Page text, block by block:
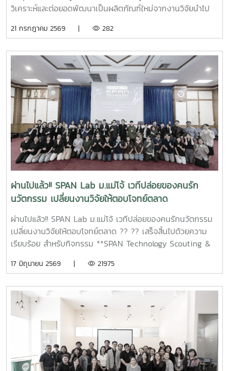
#MaejoAgroFoodPark #MAPMaejo #มหาวิทยาลัยแม่โจ้
#พัฒนาธุรกิจ #นวัตกรรมอาหารและเกษตร
วิเคราะห์และต่อยอดพัฒนาเป็นผลิตภัณฑ์ใหม่จากงานวิจัยนำไป
วิสาหกิจชุมชน และบุคคลธรรมดาที่มีสถานประกอบการหรือพื้นที่
โครงการฟรีด่วน สมัครแล้วตั้งแต่วันนี้ - 10 กรกฎาคม
2569สามารถสมัครเข้าร่วมโครงการฯได้ที่
https://forms.gle/26FkNXrJYjrYTXBWA สอบถามเพิ่มเติม :
ฝ่ายบ่มเพาะธุรกิจเทคโนโลยีและพัฒนาระบบนิเวศนวัตกรรม
อุทยานวิทยาศาสตร์เทคโนโลยีเกษตรและอาหาร มหาวิทยาลัยแม่
โจ้ 094 636 4291 ศุภนิดา#เปลี่ยนของเหลือให้มีมูลค่า
#นวัตกรรมเกษตร #วิสาหกิจชุมชน #SMEs #เศรษฐกิจ
หมุนเวียน #เกษตรแปรรูป
21 กรกฎาคม 2569 | 282
ผ่านไปแล้ว!! SPAN Lab ม.แม่โจ้ เวทีปล่อยของคนรัก
นวัตกรรม เปลี่ยนงานวิจัยให้ตอบโจทย์ตลาด
ผ่านไปแล้ว!! SPAN Lab ม.แม่โจ้ เวทีปล่อยของคนรักนวัตกรรม
เปลี่ยนงานวิจัยให้ตอบโจทย์ตลาด ?? ?? เสร็จสิ้นไปด้วยความ
เรียบร้อย สำหรับกิจกรรม **SPAN Technology Scouting &
ทางธุรกิจ** จัดขึ้นระหว่างวันที่ 9 – 11 มิถุนายน 2569 ณ ห้อง
ราชสุดาฯ มหาวิทยาลัยแม่โจ้ ภายในกิจกรรม ผู้เข้าร่วมได้เรียนรู้
และแลกเปลี่ยนประสบการณ์กับผู้เชี่ยวชาญด้านเทคโนโลยี ธุรกิจ
และการลงทุน ผ่านการบรรยายและกิจกรรมเชิงปฏิบัติการใน
หัวข้อสำคัญ อาทิ การประเมินความพร้อมของเทคโนโลยี (TRL +
CRL Scoring) การวางกลยุทธ์การต่อยอดผลงานวิจัยสู่เชิง
พาณิชย์ (Exit Strategy) การวิเคราะห์โอกาสทางธุรกิจด้วย
Research to Market Canvas รวมถึงแนวทางการสร้างธุรกิจ
17 มิถุนายน 2569 | 21975